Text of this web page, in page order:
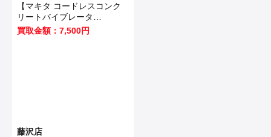
【マキタ コードレスコンク
リートバイブレータ
VR350DZ 】藤沢市のお客様
から買取させていただきまし
買取金額：7,500円
藤沢店